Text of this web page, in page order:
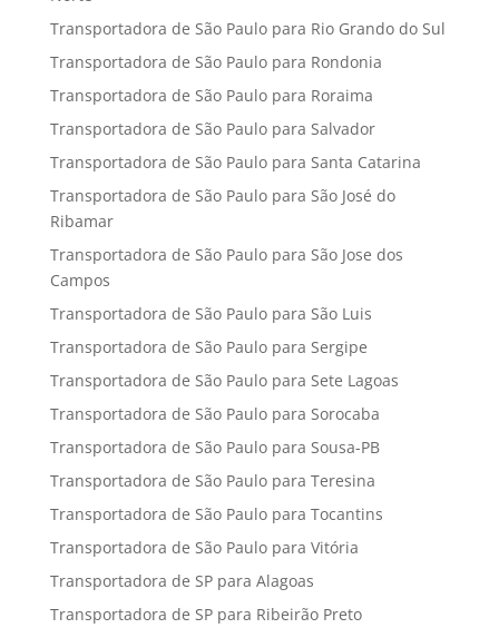
Transportadora de São Paulo para Rio Grando do Sul
Transportadora de São Paulo para Rondonia
Transportadora de São Paulo para Roraima
Transportadora de São Paulo para Salvador
Transportadora de São Paulo para Santa Catarina
Transportadora de São Paulo para São José do
Ribamar
Transportadora de São Paulo para São Jose dos
Campos
Transportadora de São Paulo para São Luis
Transportadora de São Paulo para Sergipe
Transportadora de São Paulo para Sete Lagoas
Transportadora de São Paulo para Sorocaba
Transportadora de São Paulo para Sousa-PB
Transportadora de São Paulo para Teresina
Transportadora de São Paulo para Tocantins
Transportadora de São Paulo para Vitória
Transportadora de SP para Alagoas
Transportadora de SP para Ribeirão Preto